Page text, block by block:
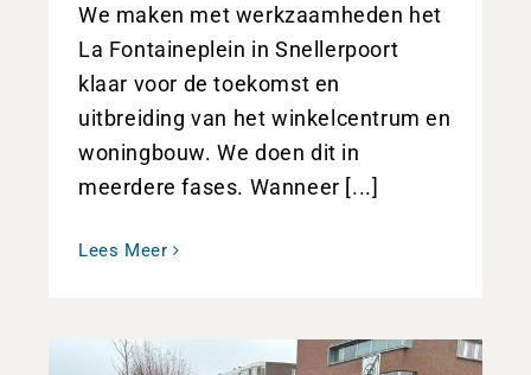
We maken met werkzaamheden het
La Fontaineplein in Snellerpoort
klaar voor de toekomst en
uitbreiding van het winkelcentrum en
woningbouw. We doen dit in
meerdere fases. Wanneer [...]
Lees Meer